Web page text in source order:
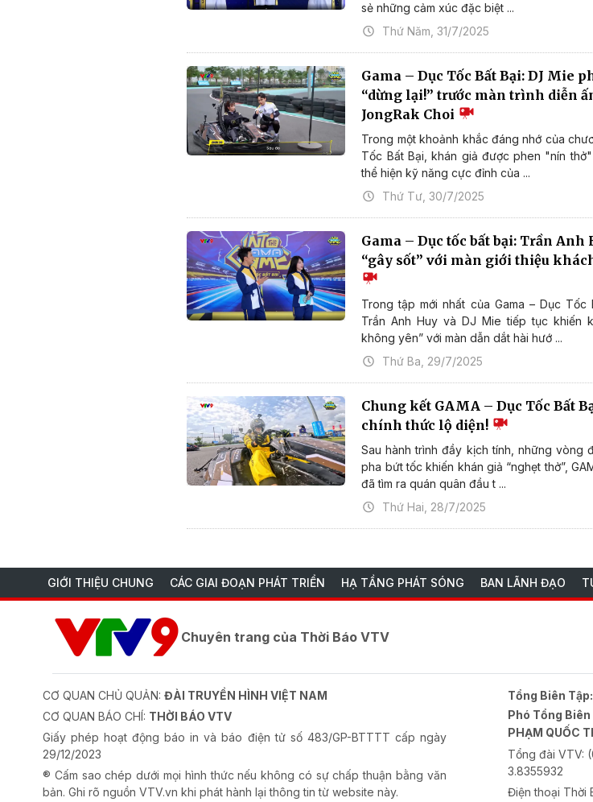
sẻ những cảm xúc đặc biệt ...
Thứ Năm, 31/7/2025
Gama – Dục Tốc Bất Bại: DJ Mie
“dừng lại!” trước màn trình diễn
JongRak Choi
Trong một khoảnh khắc đáng nhớ của
Tốc Bất Bại, khán giả được phen "nín
thể hiện kỹ năng cực đỉnh của ...
Thứ Tư, 30/7/2025
Gama – Dục tốc bất bại: Trần Anh
“gây sốt” với màn giới thiệu
Trong tập mới nhất của Gama – Dục Tốc
Trần Anh Huy và DJ Mie tiếp tục khiến
không yên” với màn dẫn dắt hài hướ ...
Thứ Ba, 29/7/2025
Chung kết GAMA – Dục Tốc Bất
chính thức lộ diện!
Sau hành trình đầy kịch tính, những vòng
pha bứt tốc khiến khán giả “nghẹt thở”,
đã tìm ra quán quân đầu t ...
Thứ Hai, 28/7/2025
GIỚI THIỆU CHUNG CÁC GIAI ĐOẠN PHÁT TRIỂN HẠ TẦNG PHÁT SÓNG BAN LÃNH ĐẠO
Chuyên trang của Thời Báo VTV
CƠ QUAN CHỦ QUẢN: ĐÀI TRUYỀN HÌNH VIỆT NAM
CƠ QUAN BÁO CHÍ: THỜI BÁO VTV
Giấy phép hoạt động báo in và báo điện tử số 483/GP-BTTTT cấp ngày
29/12/2023
® Cấm sao chép dưới mọi hình thức nếu không có sự chấp thuận bằng văn
bản. Ghi rõ nguồn VTV.vn khi phát hành lại thông tin từ website này.
Tổng Biên
Phó Tổng Biên
PHẠM QUỐC
Tổng đài VTV:
3.8355932
Điện thoại Thời